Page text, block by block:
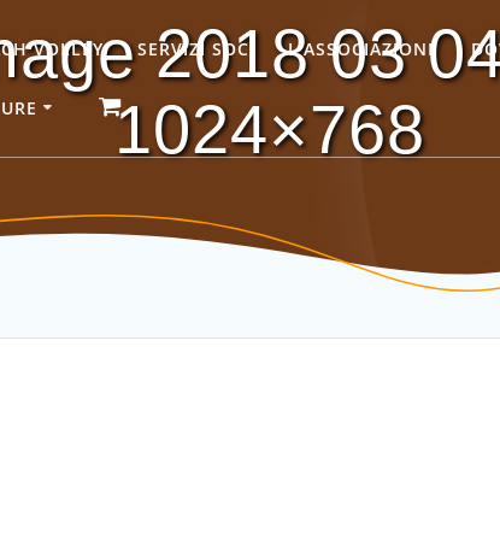
VOLLEY SERVIZI SOCI L’ASSOCIAZIONE
2018 03
1024×768